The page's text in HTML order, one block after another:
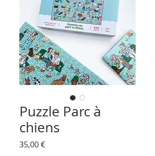
Puzzle Parc à
chiens
35,00 €Prix